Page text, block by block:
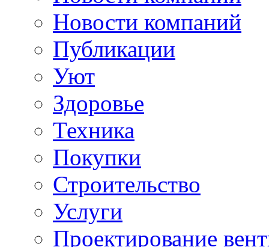
Новости компаний
Публикации
Уют
Здоровье
Техника
Покупки
Строительство
Услуги
Проектирование